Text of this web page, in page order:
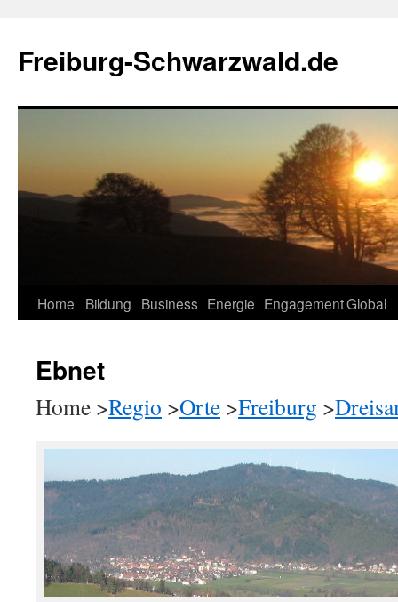
springen
Freiburg-Schwarzwald.de
Home Bildung Business Energie EngagementGlobal
Ebnet
Home >Regio >Orte >Freiburg >